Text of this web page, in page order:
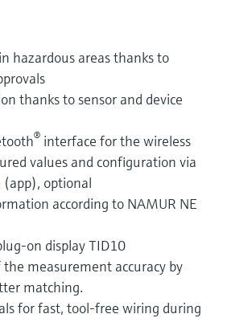
hazardous areas thanks to
thanks to sensor and device
® interface for the wireless
values and configuration via
(app), optional
according to NAMUR NE
on display TID10
measurement accuracy by
matching.
for fast, tool-free wiring during